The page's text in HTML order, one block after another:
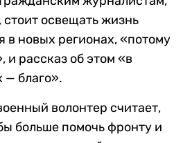
освещать жизнь
в новых регионах, «потому
и рассказ об этом «в
— благо».
волонтер считает,
больше помочь фронту и